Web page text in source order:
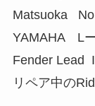
Matsuoka
YAMAHA L
Fender Lead
リペア中の